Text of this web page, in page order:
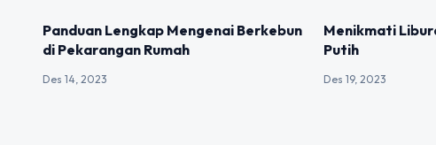
Panduan Lengkap Mengenai Berkebun
di Pekarangan Rumah
Des 14, 2023
Menikmati
Putih
Des 19, 2023